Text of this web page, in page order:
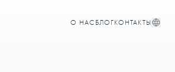
О НАС БЛОГКОНТАКТЫ